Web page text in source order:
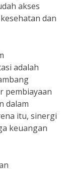
akses
dan
adalah
pembiayaan
dalam
itu, sinergi
keuangan